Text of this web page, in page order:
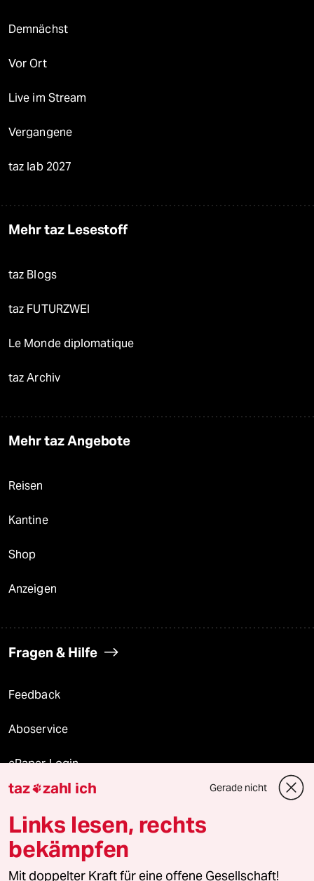
Demnächst
Vor Ort
Live im Stream
Vergangene
taz lab 2027
Mehr taz Lesestoff
taz Blogs
taz FUTURZWEI
Le Monde diplomatique
taz Archiv
Mehr taz Angebote
Reisen
Kantine
Shop
Anzeigen
Fragen & Hilfe
Feedback
Aboservice
ePaper Login
Downloads für Abonnierende
© 2026 taz Verlags und Vertriebs GmbH
Alle Rechte vorbehalten. Bei rechtlichen Fragen oder für Genehmigungen
taz zahl ich Gerade nicht
Links lesen, rechts
bekämpfen
Mit doppelter Kraft für eine offene Gesellschaft!